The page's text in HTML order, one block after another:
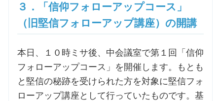
３．「信仰フォローアップコース」
（旧堅信フォローアップ講座）の開講
本日、１０時ミサ後、中会議室で第１回「信仰
フォローアップコース」を開催します。もとも
と堅信の秘跡を受けられた方を対象に堅信フォ
ローアップ講座として行っていたものです。基